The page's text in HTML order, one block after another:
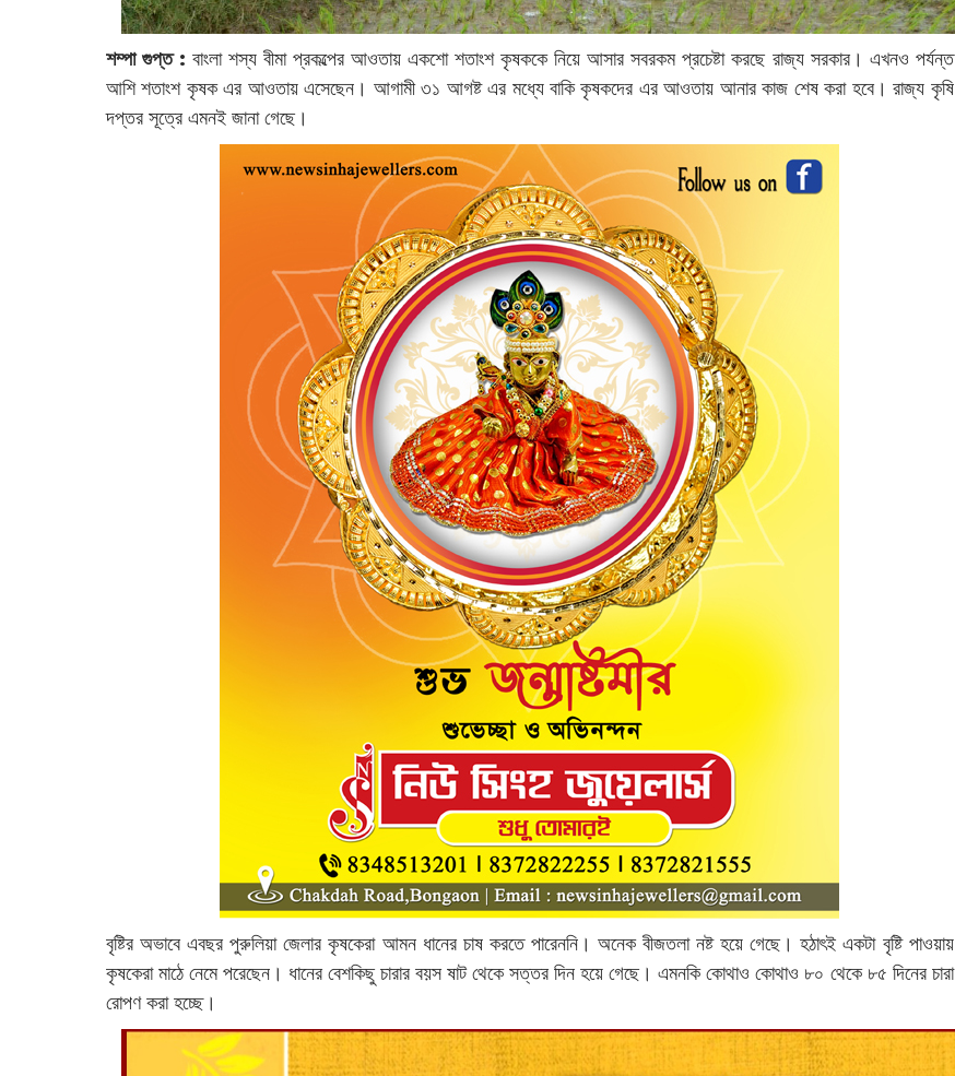
শম্পা গুপ্ত : ‌বাংলা শস্য বীমা প্রকল্পের আওতায় একশো শতাংশ কৃষককে নিয়ে আসার সবরকম প্রচেষ্টা করছে রাজ্য সরকার। এখনও পর্যন্ত
আশি শতাংশ কৃষক এর আওতায় এসেছেন। আগামী ৩১ আগষ্ট এর মধ্যে বাকি কৃষকদের এর আওতায় আনার কাজ শেষ করা হবে। রাজ্য কৃষি
দপ্তর সূত্রে এমনই জানা গেছে।
বৃষ্টির অভাবে এবছর পুরুলিয়া জেলার কৃষকেরা আমন ধানের চাষ করতে পারেননি। অনেক বীজতলা নষ্ট হয়ে গেছে। হঠাৎই একটা বৃষ্টি পাওয়ায়
কৃষকেরা মাঠে নেমে পরেছেন। ধানের বেশকিছু চারার বয়স ষাট থেকে সত্তর দিন হয়ে গেছে। এমনকি কোথাও কোথাও ৮০ থেকে ৮৫ দিনের চারা
রোপণ করা হচ্ছে।